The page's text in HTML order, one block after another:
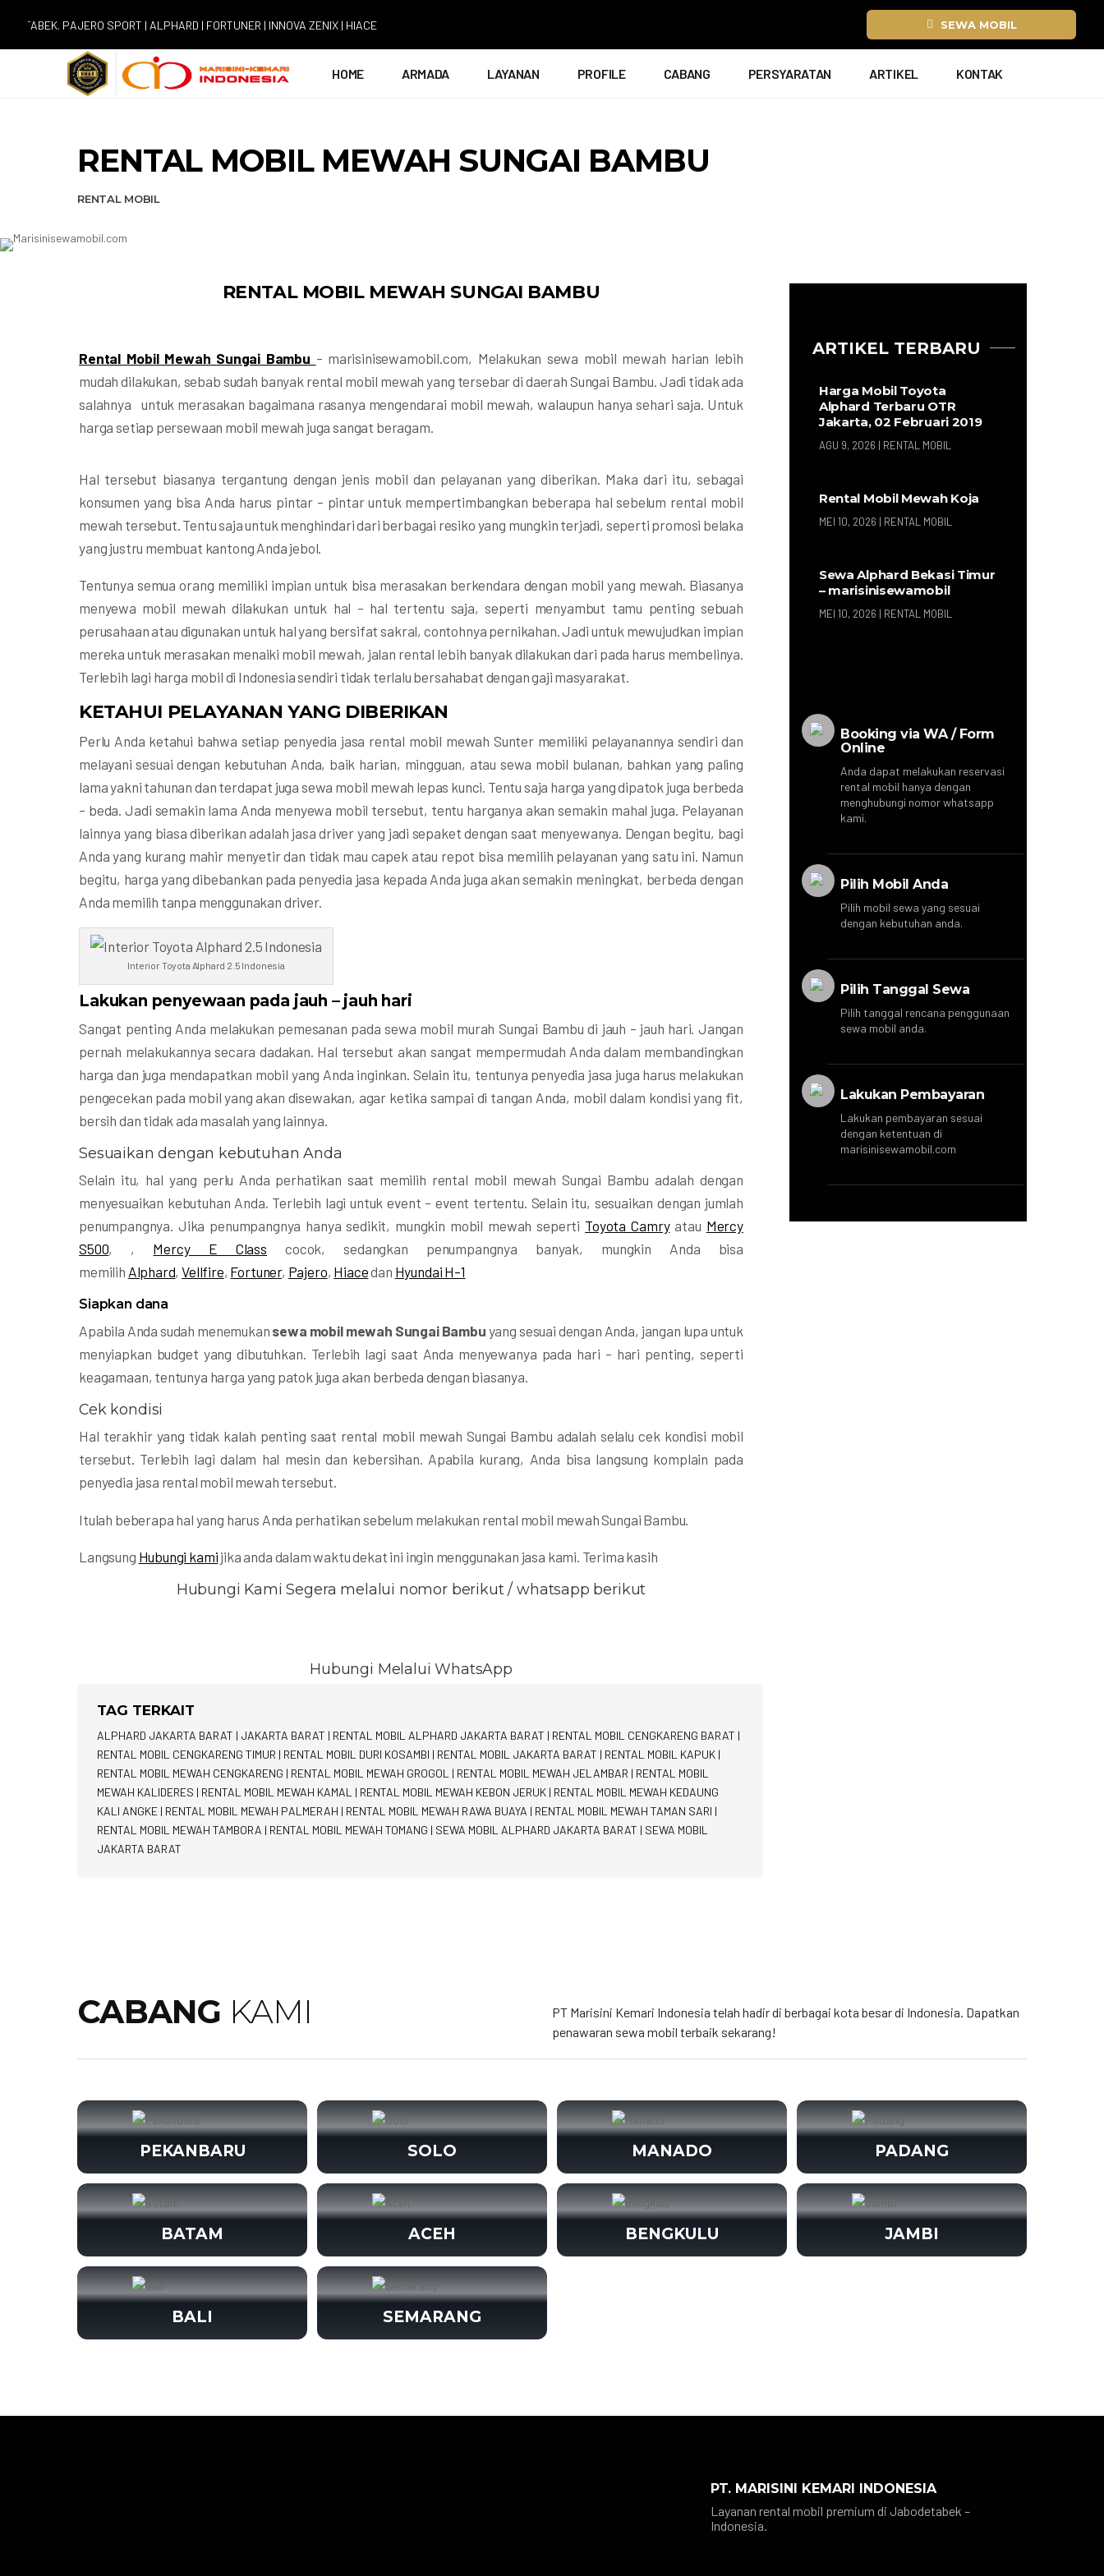
PAJERO SPORT | ALPHARD | FORTUNER | INNOVA ZENIX | HIACE SEWA MOBIL
HOME ARMADA LAYANAN PROFILE CABANG PERSYARATAN ARTIKEL KONTAK
RENTAL MOBIL MEWAH SUNGAI BAMBU
RENTAL MOBIL
RENTAL MOBIL MEWAH SUNGAI BAMBU
Rental Mobil Mewah Sungai Bambu – marisinisewamobil.com, Melakukan sewa mobil mewah harian lebih
mudah dilakukan, sebab sudah banyak rental mobil mewah yang tersebar di daerah Sungai Bambu. Jadi tidak ada
salahnya untuk merasakan bagaimana rasanya mengendarai mobil mewah, walaupun hanya sehari saja. Untuk
harga setiap persewaan mobil mewah juga sangat beragam.
Hal tersebut biasanya tergantung dengan jenis mobil dan pelayanan yang diberikan. Maka dari itu, sebagai
konsumen yang bisa Anda harus pintar – pintar untuk mempertimbangkan beberapa hal sebelum rental mobil
mewah tersebut. Tentu saja untuk menghindari dari berbagai resiko yang mungkin terjadi, seperti promosi belaka
yang justru membuat kantong Anda jebol.
Tentunya semua orang memiliki impian untuk bisa merasakan berkendara dengan mobil yang mewah. Biasanya
menyewa mobil mewah dilakukan untuk hal – hal tertentu saja, seperti menyambut tamu penting sebuah
perusahaan atau digunakan untuk hal yang bersifat sakral, contohnya pernikahan. Jadi untuk mewujudkan impian
mereka untuk merasakan menaiki mobil mewah, jalan rental lebih banyak dilakukan dari pada harus membelinya.
Terlebih lagi harga mobil di Indonesia sendiri tidak terlalu bersahabat dengan gaji masyarakat.
KETAHUI PELAYANAN YANG DIBERIKAN
Perlu Anda ketahui bahwa setiap penyedia jasa rental mobil mewah Sunter memiliki pelayanannya sendiri dan
melayani sesuai dengan kebutuhan Anda, baik harian, mingguan, atau sewa mobil bulanan, bahkan yang paling
lama yakni tahunan dan terdapat juga sewa mobil mewah lepas kunci. Tentu saja harga yang dipatok juga berbeda
– beda. Jadi semakin lama Anda menyewa mobil tersebut, tentu harganya akan semakin mahal juga. Pelayanan
lainnya yang biasa diberikan adalah jasa driver yang jadi sepaket dengan saat menyewanya. Dengan begitu, bagi
Anda yang kurang mahir menyetir dan tidak mau capek atau repot bisa memilih pelayanan yang satu ini. Namun
begitu, harga yang dibebankan pada penyedia jasa kepada Anda juga akan semakin meningkat, berbeda dengan
Anda memilih tanpa menggunakan driver.
Interior Toyota Alphard 2.5 Indonesia
Lakukan penyewaan pada jauh – jauh hari
Sangat penting Anda melakukan pemesanan pada sewa mobil murah Sungai Bambu di jauh – jauh hari. Jangan
pernah melakukannya secara dadakan. Hal tersebut akan sangat mempermudah Anda dalam membandingkan
harga dan juga mendapatkan mobil yang Anda inginkan. Selain itu, tentunya penyedia jasa juga harus melakukan
pengecekan pada mobil yang akan disewakan, agar ketika sampai di tangan Anda, mobil dalam kondisi yang fit,
bersih dan tidak ada masalah yang lainnya.
Sesuaikan dengan kebutuhan Anda
Selain itu, hal yang perlu Anda perhatikan saat memilih rental mobil mewah Sungai Bambu adalah dengan
menyesuaikan kebutuhan Anda. Terlebih lagi untuk event – event tertentu. Selain itu, sesuaikan dengan jumlah
penumpangnya. Jika penumpangnya hanya sedikit, mungkin mobil mewah seperti Toyota Camryatau Mercy
S500, , Mercy E Class cocok, sedangkan penumpangnya banyak, mungkin Anda bisa
memilih Alphard,Vellfire, Fortuner, Pajero, Hiacedan Hyundai H-1
Siapkan dana
Apabila Anda sudah menemukan sewa mobil mewah Sungai Bambu yang sesuai dengan Anda, jangan lupa untuk
menyiapkan budget yang dibutuhkan. Terlebih lagi saat Anda menyewanya pada hari – hari penting, seperti
keagamaan, tentunya harga yang patok juga akan berbeda dengan biasanya.
Cek kondisi
Hal terakhir yang tidak kalah penting saat rental mobil mewah Sungai Bambu adalah selalu cek kondisi mobil
tersebut. Terlebih lagi dalam hal mesin dan kebersihan. Apabila kurang, Anda bisa langsung komplain pada
penyedia jasa rental mobil mewah tersebut.
Itulah beberapa hal yang harus Anda perhatikan sebelum melakukan rental mobil mewah Sungai Bambu.
Langsung Hubungi kami jika anda dalam waktu dekat ini ingin menggunakan jasa kami. Terima kasih
Hubungi Kami Segera melalui nomor berikut / whatsapp berikut
Hubungi Melalui WhatsApp
TAG TERKAIT
ALPHARD JAKARTA BARAT | JAKARTA BARAT | RENTAL MOBIL ALPHARD JAKARTA BARAT | RENTAL MOBIL CENGKARENG BARAT |
RENTAL MOBIL CENGKARENG TIMUR | RENTAL MOBIL DURI KOSAMBI | RENTAL MOBIL JAKARTA BARAT | RENTAL MOBIL KAPUK |
RENTAL MOBIL MEWAH CENGKARENG | RENTAL MOBIL MEWAH GROGOL | RENTAL MOBIL MEWAH JELAMBAR | RENTAL MOBIL
MEWAH KALIDERES | RENTAL MOBIL MEWAH KAMAL | RENTAL MOBIL MEWAH KEBON JERUK | RENTAL MOBIL MEWAH KEDAUNG
KALI ANGKE | RENTAL MOBIL MEWAH PALMERAH | RENTAL MOBIL MEWAH RAWA BUAYA | RENTAL MOBIL MEWAH TAMAN SARI |
RENTAL MOBIL MEWAH TAMBORA | RENTAL MOBIL MEWAH TOMANG | SEWA MOBIL ALPHARD JAKARTA BARAT | SEWA MOBIL
JAKARTA BARAT
ARTIKEL TERBARU
Harga Mobil Toyota
Alphard Terbaru OTR
Jakarta, 02 Februari 2019
AGU 9, 2026 | RENTAL MOBIL
Rental Mobil Mewah Koja
MEI 10, 2026 | RENTAL MOBIL
Sewa Alphard Bekasi Timur
– marisinisewamobil
MEI 10, 2026 | RENTAL MOBIL
Booking via WA / Form
Online
Anda dapat melakukan reservasi
rental mobil hanya dengan
menghubungi nomor whatsapp
kami.
Pilih Mobil Anda
Pilih mobil sewa yang sesuai
dengan kebutuhan anda.
Pilih Tanggal Sewa
Pilih tanggal rencana penggunaan
sewa mobil anda.
Lakukan Pembayaran
Lakukan pembayaran sesuai
dengan ketentuan di
marisinisewamobil.com
CABANG KAMI
PT Marisini Kemari Indonesia telah hadir di berbagai kota besar di Indonesia. Dapatkan
penawaran sewa mobil terbaik sekarang!
PEKANBARU SOLO MANADO PADANG
BATAM ACEH BENGKULU JAMBI
BALI SEMARANG
PT. MARISINI KEMARI INDONESIA
Layanan rental mobil premium di Jabodetabek –
Indonesia.